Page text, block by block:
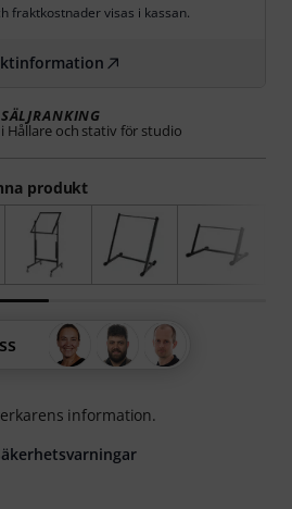
produkt
fraktkostnader visas i kassan.
SÄLJRANKING
i Hållare och stativ för studio
information.